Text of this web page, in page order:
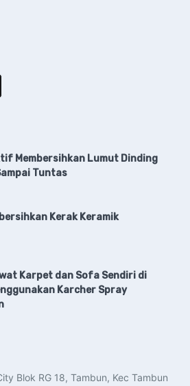
Membersihkan Lumut Dinding
Tuntas
Kerak Keramik
Karpet dan Sofa Sendiri di
Karcher Spray
Blok RG 18, Tambun, Kec Tambun